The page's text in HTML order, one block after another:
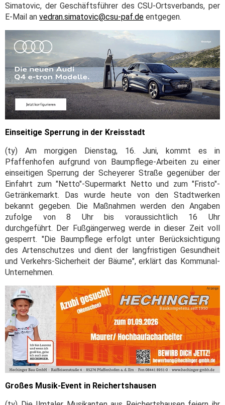
Simatovic, der Geschäftsführer des CSU-Ortsverbands, per
E-Mail an vedran.simatovic@csu-paf.de entgegen.
Einseitige Sperrung in der Kreisstadt
(ty) Am morgigen Dienstag, 16. Juni, kommt es in
Pfaffenhofen aufgrund von Baumpflege-Arbeiten zu einer
einseitigen Sperrung der Scheyerer Straße gegenüber der
Einfahrt zum "Netto"-Supermarkt Netto und zum "Fristo"-
Getränkemarkt. Das wurde heute von den Stadtwerken
bekannt gegeben. Die Maßnahmen werden den Angaben
zufolge von 8 Uhr bis voraussichtlich 16 Uhr
durchgeführt. Der Fußgängerweg werde in dieser Zeit voll
gesperrt. "Die Baumpflege erfolgt unter Berücksichtigung
des Artenschutzes und dient der langfristigen Gesundheit
und Verkehrs-Sicherheit der Bäume", erklärt das Kommunal-
Unternehmen.
Großes Musik-Event in Reichertshausen